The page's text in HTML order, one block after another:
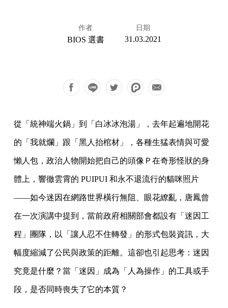
作者
BIOS 選書
日期
31.03.2021
從「統神端火鍋」到「白冰冰泡湯」，去年起遍地開花
的「我就爛」跟「黑人抬棺材」，各種生猛表情與可愛
懶人包，政治人物開始把自己的頭像Ｐ在奇形怪狀的身
體上，響徹雲霄的 PUIPUI 和永不退流行的貓咪照片
——如今迷因在網路世界橫行無阻、眼花繚亂，唐鳳曾
在一次演講中提到，當前政府相關部會都設有「迷因工
程」團隊，以「讓人忍不住轉發」的形式包裝資訊，大
幅度縮減了公民與政策的距離。這卻也引起思考：迷因
究竟是什麼？當「迷因」成為「人為操作」的工具或手
段，是否同時喪失了它的本質？